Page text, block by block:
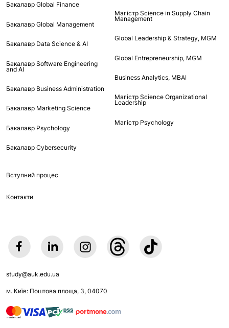
Бакалавр Global Finance
Бакалавр Global Management
Бакалавр Data Science & AI
Бакалавр Software Engineering
and AI
Бакалавр Business Administration
Бакалавр Marketing Science
Бакалавр Psychology
Бакалавр Cybersecurity
Магістр Science in Supply Chain
Management
Global Leadership & Strategy, MGM
Global Entrepreneurship, MGM
Business Analytics, MBAI
Магістр Science Organizational
Leadership
Магістр Psychology
Вступний процес
Контакти
study@auk.edu.ua
м. Київ: Поштова площа, 3, 04070